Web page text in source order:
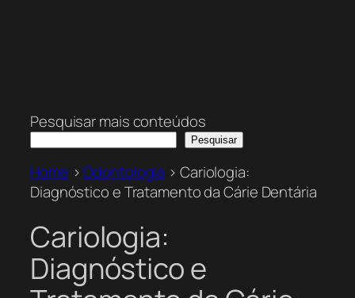
Pesquisar mais conteúdos
Pesquisar
Home >Odontologia > Cariologia:
Diagnóstico e Tratamento da Cárie Dentária
Cariologia:
Diagnóstico e